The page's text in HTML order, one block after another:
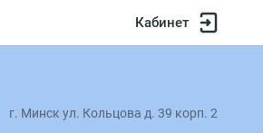
Кабинет
г. Минск ул. Кольцова д. 39 корп. 2